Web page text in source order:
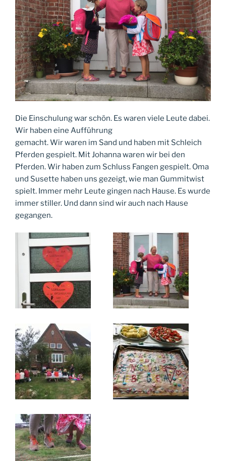
Die Einschulung war schön. Es waren viele Leute dabei.
Wir haben eine Aufführung
gemacht. Wir waren im Sand und haben mit Schleich
Pferden gespielt. Mit Johanna waren wir bei den
Pferden. Wir haben zum Schluss Fangen gespielt. Oma
und Susette haben uns gezeigt, wie man Gummitwist
spielt. Immer mehr Leute gingen nach Hause. Es wurde
immer stiller. Und dann sind wir auch nach Hause
gegangen.